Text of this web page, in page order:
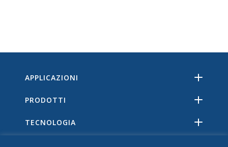
APPLICAZIONI
PRODOTTI
TECNOLOGIA